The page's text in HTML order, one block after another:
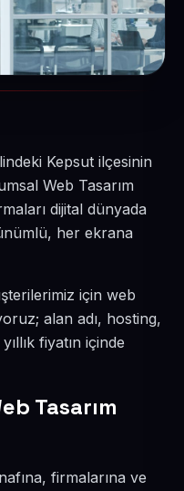
Kepsut ilçesinin
Web Tasarım
dijital dünyada
her ekrana
için web
alan adı, hosting,
fiyatın içinde
Tasarım
firmalarına ve